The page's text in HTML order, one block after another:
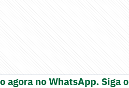
agora no WhatsApp. Siga